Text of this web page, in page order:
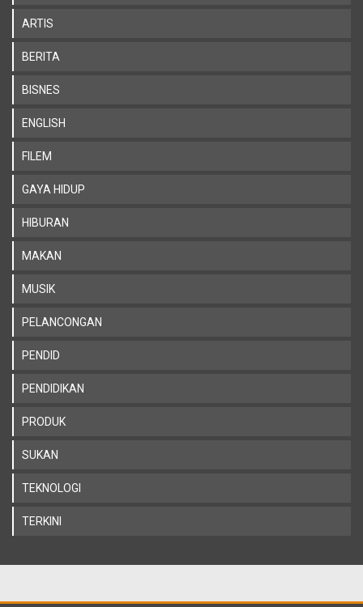
ARTIS
BERITA
BISNES
ENGLISH
FILEM
GAYA HIDUP
HIBURAN
MAKAN
MUSIK
PELANCONGAN
PENDID
PENDIDIKAN
PRODUK
SUKAN
TEKNOLOGI
TERKINI